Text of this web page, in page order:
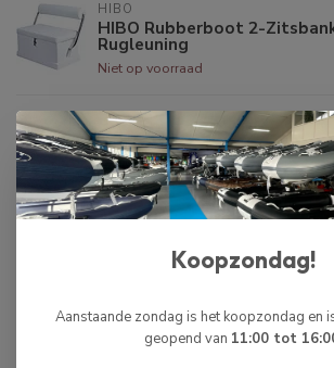
HIBO
HIBO Rubberboot 2-
Rugleuning
Niet op voorraad
HIBO
HIBO Rubberboot Cleaner
Op voorraad
HIBO Rubberboot Console
met 2-Zitsbank + Rugleuning
Koopzondag!
Aanstaande zondag is het koopzondag en
geopend van 11:00 tot